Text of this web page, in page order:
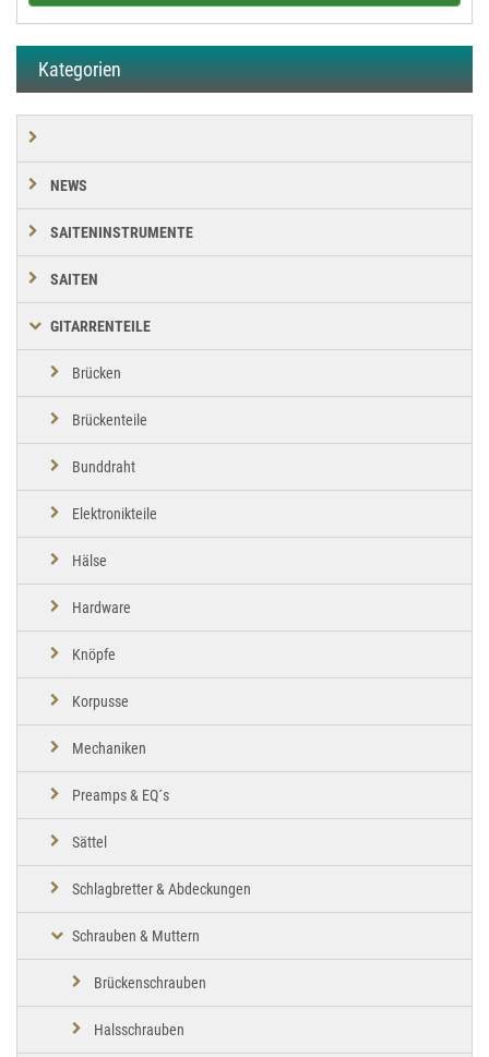
Kategorien
NEWS
SAITENINSTRUMENTE
SAITEN
GITARRENTEILE
Brücken
Brückenteile
Bunddraht
Elektronikteile
Hälse
Hardware
Knöpfe
Korpusse
Mechaniken
Preamps & EQ´s
Sättel
Schlagbretter & Abdeckungen
Schrauben & Muttern
Brückenschrauben
Halsschrauben